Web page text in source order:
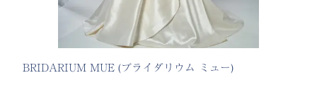
BRIDARIUM MUE (ブライダリウム ミュー)